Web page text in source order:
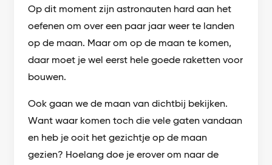
Op dit moment zijn astronauten hard aan het
oefenen om over een paar jaar weer te landen
op de maan. Maar om op de maan te komen,
daar moet je wel eerst hele goede raketten voor
bouwen.
Ook gaan we de maan van dichtbij bekijken.
Want waar komen toch die vele gaten vandaan
en heb je ooit het gezichtje op de maan
gezien? Hoelang doe je erover om naar de